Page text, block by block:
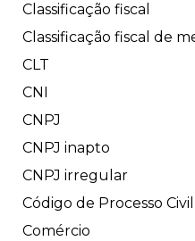
Classificação fiscal
Classificação fiscal de
CLT
CNI
CNPJ
CNPJ inapto
CNPJ irregular
Código de Processo Civil
Comércio